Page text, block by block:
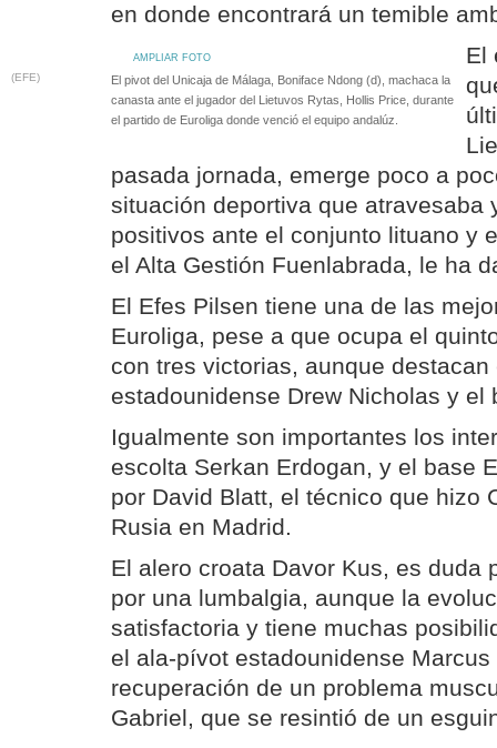
en donde encontrará un temible
AMPLIAR FOTO
(EFE)
El pivot del Unicaja de Málaga, Boniface Ndong (d), machaca la
canasta ante el jugador del Lietuvos Rytas, Hollis Price, durante
el partido de Euroliga donde venció el equipo andalúz.
El
pasada jornada, emerge poco a
situación deportiva que atravesaba
positivos ante el conjunto lituano y
el Alta Gestión Fuenlabrada, le ha
El Efes Pilsen tiene una de las
Euroliga, pese a que ocupa el
con tres victorias, aunque destacan
estadounidense Drew Nicholas y el
Igualmente son importantes los
escolta Serkan Erdogan, y el base
por David Blatt, el técnico que hizo
Rusia en Madrid.
El alero croata Davor Kus, es duda
por una lumbalgia, aunque la
satisfactoria y tiene muchas
el ala-pívot estadounidense
recuperación de un problema
Gabriel, que se resintió de un